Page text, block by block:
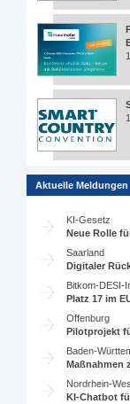
Aktuelle Meldungen
KI-Gesetz
Neue Rolle
Saarland
Digitaler
Bitkom-DESI-
Platz 17 im
Offenburg
Pilotprojekt
Baden-
Maßnahmen
Nordrhein-
KI-Chatbot